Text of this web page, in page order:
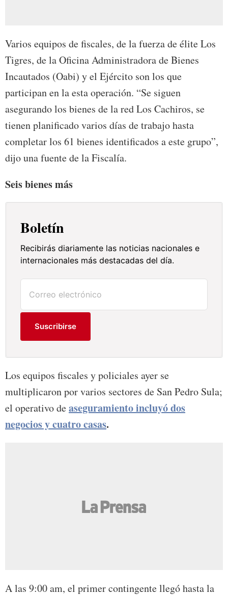
Varios equipos de fiscales, de la fuerza de élite Los
Tigres, de la Oficina Administradora de Bienes
Incautados (Oabi) y el Ejército son los que
participan en la esta operación. “Se siguen
asegurando los bienes de la red Los Cachiros, se
tienen planificado varios días de trabajo hasta
completar los 61 bienes identificados a este grupo”,
dijo una fuente de la Fiscalía.
Seis bienes más
Boletín
Recibirás diariamente las noticias nacionales e
internacionales más destacadas del día.
Suscribirse
Los equipos fiscales y policiales ayer se
multiplicaron por varios sectores de San Pedro Sula;
el operativo deaseguramiento incluyó dos
negocios y cuatro casas.
A las 9:00 am, el primer contingente llegó hasta la